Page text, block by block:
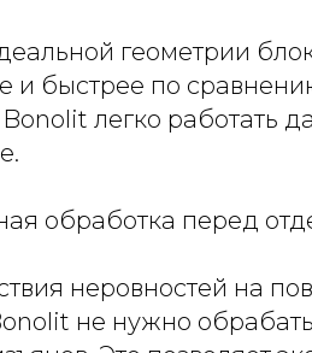
геометрии
и быстрее по
легко работать
обработка перед
неровностей на
не нужно